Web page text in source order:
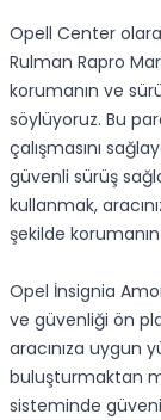
Opell Center
Rulman Rapro
korumanın ve
söylüyoruz. Bu
çalışmasını
güvenli sürüş
kullanmak,
şekilde
Opel İnsignia
ve güvenliği ön
aracınıza uygun
buluşturmaktan
sisteminde